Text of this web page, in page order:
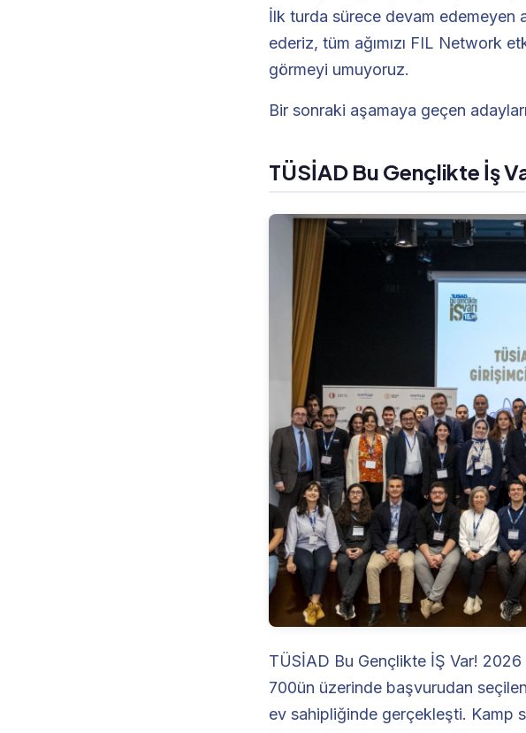
İlk turda sürece devam edemeyen
ederiz, tüm ağımızı FIL Network
görmeyi umuyoruz.
Bir sonraki aşamaya geçen
TÜSİAD Bu Gençlikte İş
TÜSİAD Bu Gençlikte İŞ Var! 2026
700ün üzerinde başvurudan
ev sahipliğinde gerçekleşti. Kamp